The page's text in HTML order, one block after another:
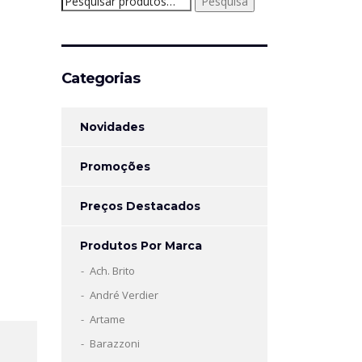
por:
Categorias
Novidades
Promoções
Preços Destacados
Produtos Por Marca
Ach. Brito
André Verdier
Artame
Barazzoni